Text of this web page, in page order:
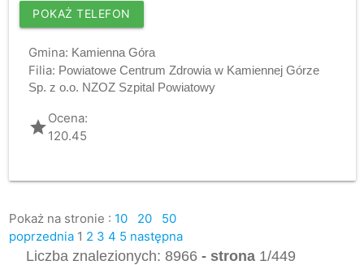
POKAŻ TELEFON
Gmina: Kamienna Góra
Filia: Powiatowe Centrum Zdrowia w Kamiennej Górze
Sp. z o.o. NZOZ Szpital Powiatowy
gradeOcena:
120.45
Pokaż na stronie : 10 20
50
poprzednia 1 2 3 4 5 następna
Liczba znalezionych: 8966- strona 1/449